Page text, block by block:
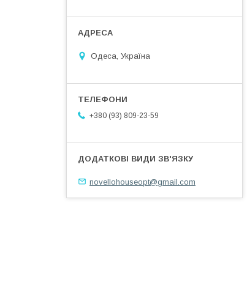
Одеса, Україна
+380 (93) 809-23-59
novellohouseopt@gmail.com